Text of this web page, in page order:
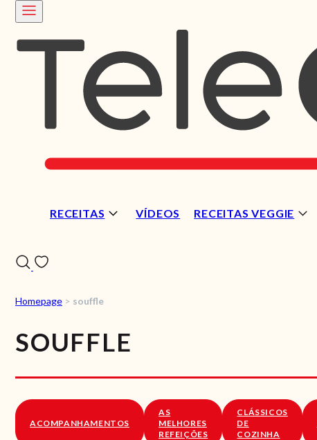
RECEITAS VÍDEOS RECEITAS VEGGIE
Homepage > souffle
SOUFFLE
ACOMPANHAMENTOS
AS
MELHORES
REFEIÇÕES
CLÁSSICOS
DE
COZINHA